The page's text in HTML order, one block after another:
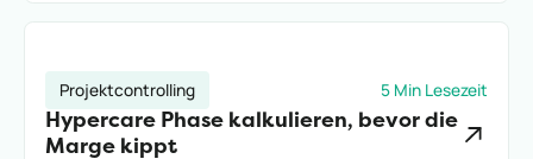
die Wachstum trägt, statt es an Excel-Grenzen
Projektcontrolling 5 Min Lesezeit
Hypercare Phase kalkulieren, bevor die
Marge kippt